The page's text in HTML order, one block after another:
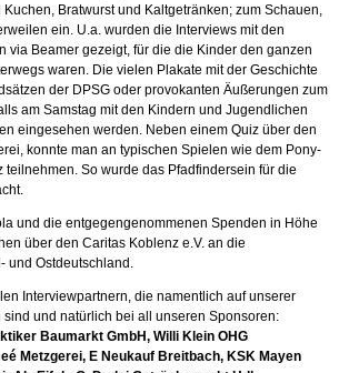
Bratwurst und Kaltgetränken; zum Schauen,
ein. U.a. wurden die Interviews mit den
via Beamer gezeigt, für die die Kinder den ganzen
waren. Die vielen Plakate mit der Geschichte
der DPSG oder provokanten Äußerungen zum
am Samstag mit den Kindern und Jugendlichen
eingesehen werden. Neben einem Quiz über den
konnte man an typischen Spielen wie dem Pony-
teilnehmen. So wurde das Pfadfindersein für die
und die entgegengenommenen Spenden in Höhe
über den Caritas Koblenz e.V. an die
und Ostdeutschland.
Interviewpartnern, die namentlich auf unserer
und natürlich bei all unseren Sponsoren:
Baumarkt GmbH, Willi Klein OHG
Metzgerei, E Neukauf Breitbach, KSK Mayen